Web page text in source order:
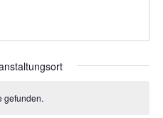
gefunden.